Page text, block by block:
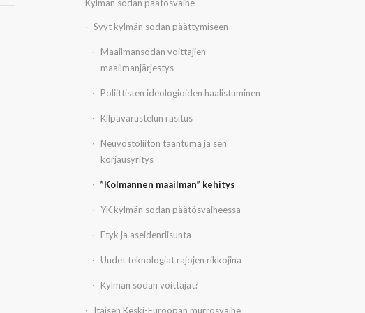
Kylmän sodan päätösvaihe
Syyt kylmän sodan päättymiseen
Maailmansodan voittajien
maailmanjärjestys
Poliittisten ideologioiden haalistuminen
Kilpavarustelun rasitus
Neuvostoliiton taantuma ja sen
korjausyritys
”Kolmannen maailman” kehitys
YK kylmän sodan päätösvaiheessa
Etyk ja aseidenriisunta
Uudet teknologiat rajojen rikkojina
Kylmän sodan voittajat?
Itäisen Keski-Euroopan murrosvaihe